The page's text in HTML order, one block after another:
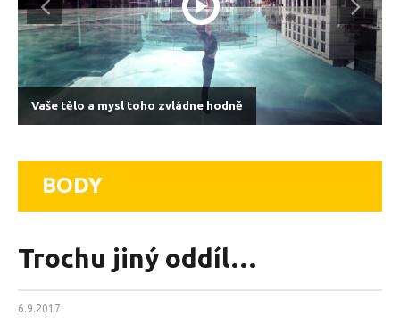
Vaše tělo a mysl toho zvládne hodně
BODY
Trochu jiný oddíl…
6.9.2017